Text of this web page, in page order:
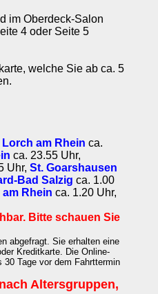
im Oberdeck-Salon
4 oder Seite 5
welche Sie ab ca. 5
Lorch am Rhein ca.
ca. 23.55 Uhr,
Uhr, St. Goarshausen
Bad Salzig ca. 1.00
Rhein ca. 1.20 Uhr,
Bitte schauen Sie
abgefragt. Sie erhalten eine
Kreditkarte. Die Online-
Tage vor dem Fahrttermin
Altersgruppen,